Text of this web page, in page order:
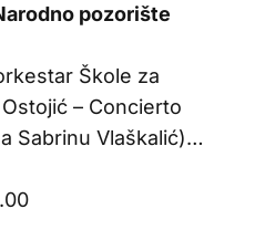
pozorište
Škole za
– Concierto
Sabrinu Vlaškalić)…